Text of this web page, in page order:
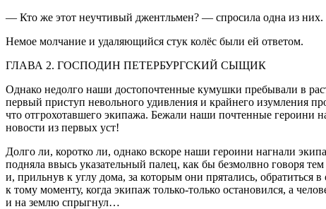
— Кто же этот неучтивый джентльмен? — спросила одна из них.
Немое молчание и удаляющийся стук колёс были ей ответом.
ГЛАВА 2. ГОСПОДИН ПЕТЕРБУРГСКИЙ СЫЩИК
Однако недолго наши достопочтенные кумушки пребывали в
первый приступ невольного удивления и крайнего изумления
что отгрохотавшего экипажа. Бежали наши почтенные героини
новости из первых уст!
Долго ли, коротко ли, однако вскоре наши героини нагнали
подняла ввысь указательный палец, как бы безмолвно говоря
и, прильнув к углу дома, за которым они прятались,
к тому моменту, когда экипаж только-только остановился, а
и на землю спрыгнул…